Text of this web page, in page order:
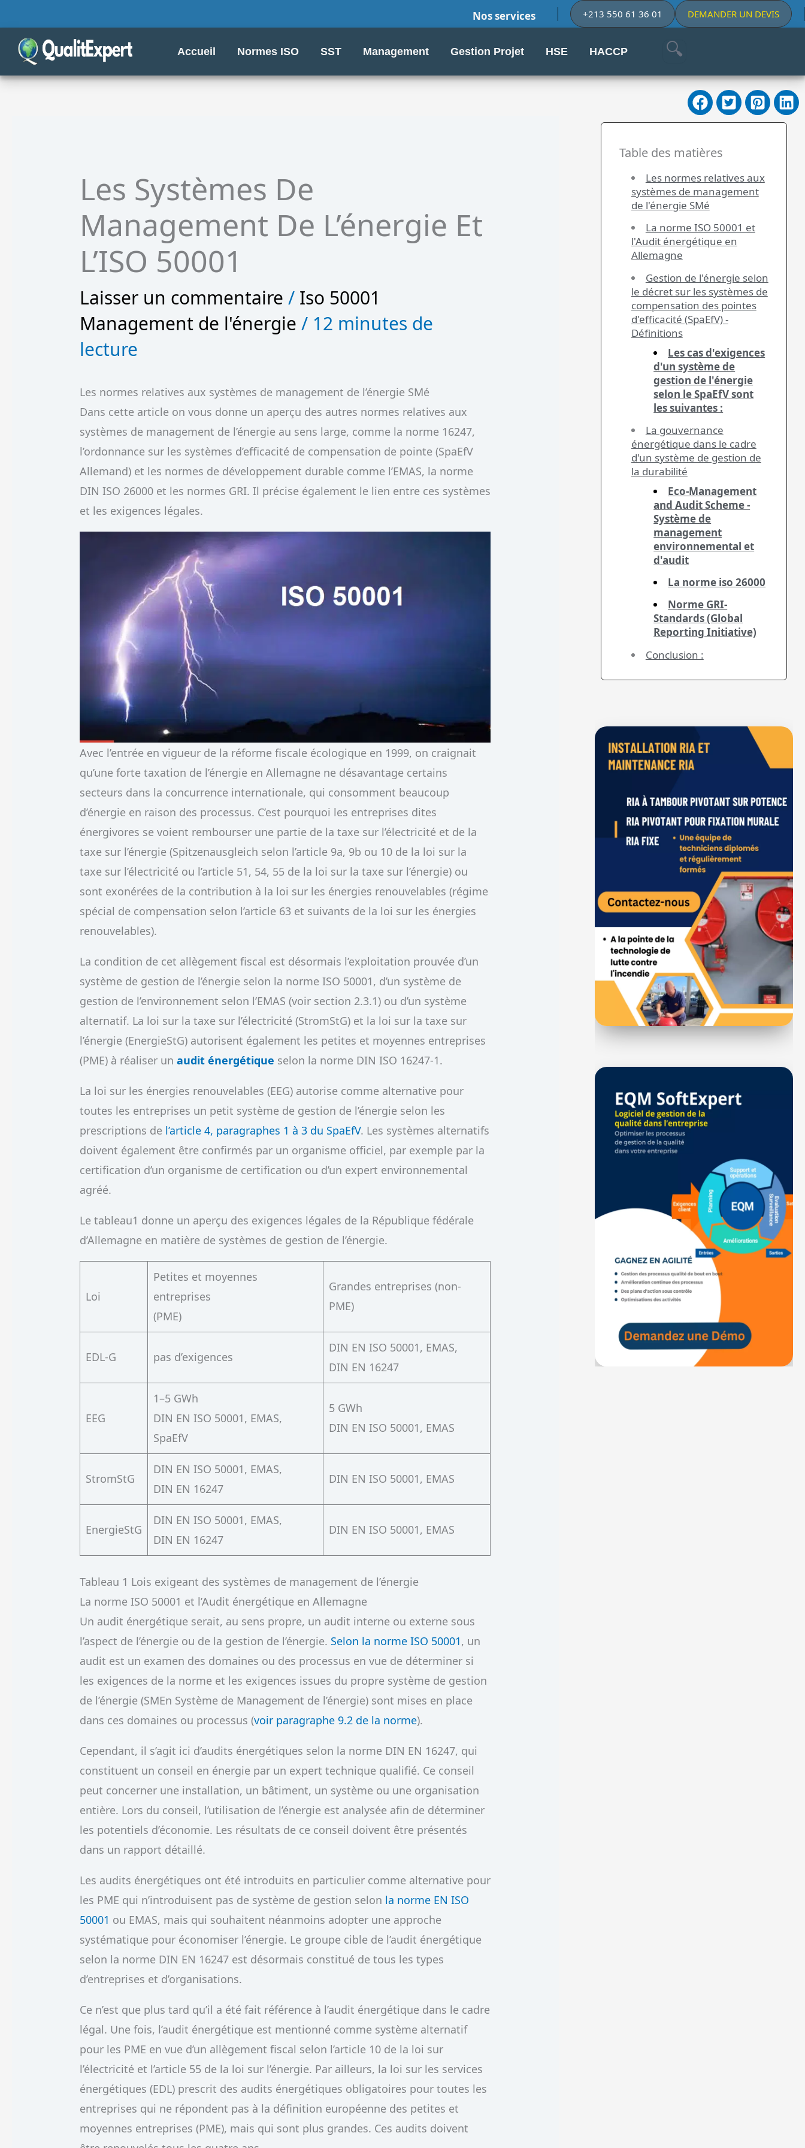
au
contenu
Nos services +213 550 61 36 01 DEMANDER UN DEVIS
Accueil Normes ISO SST Management Gestion Projet HSE HACCP
Les Systèmes De
Management De L’énergie Et
L’ISO 50001
Laisser un commentaire / Iso 50001
Management de l'énergie / 12 minutes de
lecture
Les normes relatives aux systèmes de management de l’énergie SMé
Dans cette article on vous donne un aperçu des autres normes relatives aux
systèmes de management de l’énergie au sens large, comme la norme 16247,
l’ordonnance sur les systèmes d’efficacité de compensation de pointe (SpaEfV
Allemand) et les normes de développement durable comme l’EMAS, la norme
DIN ISO 26000 et les normes GRI. Il précise également le lien entre ces systèmes
et les exigences légales.
Avec l’entrée en vigueur de la réforme fiscale écologique en 1999, on craignait
qu’une forte taxation de l’énergie en Allemagne ne désavantage certains
secteurs dans la concurrence internationale, qui consomment beaucoup
d’énergie en raison des processus. C’est pourquoi les entreprises dites
énergivores se voient rembourser une partie de la taxe sur l’électricité et de la
taxe sur l’énergie (Spitzenausgleich selon l’article 9a, 9b ou 10 de la loi sur la
taxe sur l’électricité ou l’article 51, 54, 55 de la loi sur la taxe sur l’énergie) ou
sont exonérées de la contribution à la loi sur les énergies renouvelables (régime
spécial de compensation selon l’article 63 et suivants de la loi sur les énergies
renouvelables).
La condition de cet allègement fiscal est désormais l’exploitation prouvée d’un
système de gestion de l’énergie selon la norme ISO 50001, d’un système de
gestion de l’environnement selon l’EMAS (voir section 2.3.1) ou d’un système
alternatif. La loi sur la taxe sur l’électricité (StromStG) et la loi sur la taxe sur
l’énergie (EnergieStG) autorisent également les petites et moyennes entreprises
(PME) à réaliser unaudit énergétique selon la norme DIN ISO 16247-1.
La loi sur les énergies renouvelables (EEG) autorise comme alternative pour
toutes les entreprises un petit système de gestion de l’énergie selon les
prescriptions de l’article 4, paragraphes 1 à 3 du SpaEfV. Les systèmes alternatifs
doivent également être confirmés par un organisme officiel, par exemple par la
certification d’un organisme de certification ou d’un expert environnemental
agréé.
Le tableau1 donne un aperçu des exigences légales de la République fédérale
d’Allemagne en matière de systèmes de gestion de l’énergie.
Loi
Petites et moyennes
entreprises
(PME)
Grandes entreprises (non-
PME)
EDL-G pas d’exigences
DIN EN ISO 50001, EMAS,
DIN EN 16247
EEG
1–5 GWh
DIN EN ISO 50001, EMAS,
SpaEfV
5 GWh
DIN EN ISO 50001, EMAS
StromStG
DIN EN ISO 50001, EMAS,
DIN EN 16247
DIN EN ISO 50001, EMAS
EnergieStG
DIN EN ISO 50001, EMAS,
DIN EN 16247
DIN EN ISO 50001, EMAS
Tableau 1 Lois exigeant des systèmes de management de l’énergie
La norme ISO 50001 et l’Audit énergétique en Allemagne
Un audit énergétique serait, au sens propre, un audit interne ou externe sous
l’aspect de l’énergie ou de la gestion de l’énergie. Selon la norme ISO 50001, un
audit est un examen des domaines ou des processus en vue de déterminer si
les exigences de la norme et les exigences issues du propre système de gestion
de l’énergie (SMEn Système de Management de l’énergie) sont mises en place
dans ces domaines ou processus (voir paragraphe 9.2 de la norme).
Cependant, il s’agit ici d’audits énergétiques selon la norme DIN EN 16247, qui
constituent un conseil en énergie par un expert technique qualifié. Ce conseil
peut concerner une installation, un bâtiment, un système ou une organisation
entière. Lors du conseil, l’utilisation de l’énergie est analysée afin de déterminer
les potentiels d’économie. Les résultats de ce conseil doivent être présentés
dans un rapport détaillé.
Les audits énergétiques ont été introduits en particulier comme alternative pour
les PME qui n’introduisent pas de système de gestion selon la norme EN ISO
50001 ou EMAS, mais qui souhaitent néanmoins adopter une approche
systématique pour économiser l’énergie. Le groupe cible de l’audit énergétique
selon la norme DIN EN 16247 est désormais constitué de tous les types
d’entreprises et d’organisations.
Ce n’est que plus tard qu’il a été fait référence à l’audit énergétique dans le cadre
légal. Une fois, l’audit énergétique est mentionné comme système alternatif
pour les PME en vue d’un allègement fiscal selon l’article 10 de la loi sur
l’électricité et l’article 55 de la loi sur l’énergie. Par ailleurs, la loi sur les services
énergétiques (EDL) prescrit des audits énergétiques obligatoires pour toutes les
entreprises qui ne répondent pas à la définition européenne des petites et
moyennes entreprises (PME), mais qui sont plus grandes. Ces audits doivent
Table des matières
Les normes relatives aux
systèmes de management
de l'énergie SMé
La norme ISO 50001 et
l'Audit énergétique en
Allemagne
Gestion de l'énergie selon
le décret sur les systèmes de
compensation des pointes
d'efficacité (SpaEfV) -
Définitions
Les cas d'exigences
d'un système de
gestion de l'énergie
selon le SpaEfV sont
les suivantes :
La gouvernance
énergétique dans le cadre
d'un système de gestion de
la durabilité
Eco-Management
and Audit Scheme -
Système de
management
environnemental et
d'audit
La norme iso 26000
Norme GRI-
Standards (Global
Reporting Initiative)
Conclusion :